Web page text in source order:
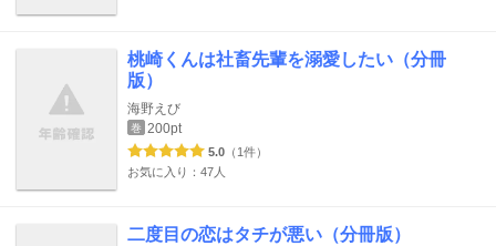
桃崎くんは社畜先輩を溺愛したい（分冊
版）
海野えび
巻 200pt
5.0 （1件）
お気に入り：47人
二度目の恋はタチが悪い（分冊版）